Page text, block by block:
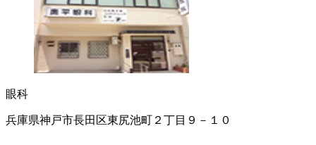
眼科
兵庫県神戸市長田区東尻池町２丁目９－１０